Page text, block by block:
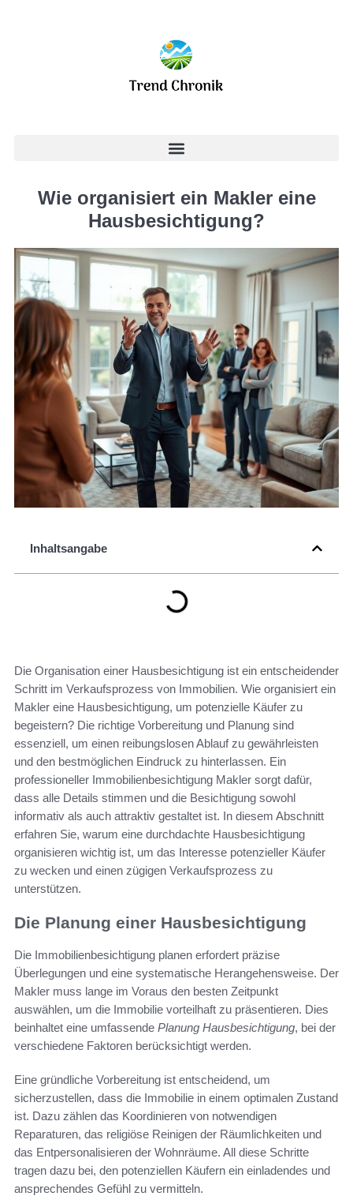
Wie organisiert ein Makler eine
Hausbesichtigung?
Inhaltsangabe
Die Organisation einer Hausbesichtigung ist ein entscheidender
Schritt im Verkaufsprozess von Immobilien. Wie organisiert ein
Makler eine Hausbesichtigung, um potenzielle Käufer zu
begeistern? Die richtige Vorbereitung und Planung sind
essenziell, um einen reibungslosen Ablauf zu gewährleisten
und den bestmöglichen Eindruck zu hinterlassen. Ein
professioneller Immobilienbesichtigung Makler sorgt dafür,
dass alle Details stimmen und die Besichtigung sowohl
informativ als auch attraktiv gestaltet ist. In diesem Abschnitt
erfahren Sie, warum eine durchdachte Hausbesichtigung
organisieren wichtig ist, um das Interesse potenzieller Käufer
zu wecken und einen zügigen Verkaufsprozess zu
unterstützen.
Die Planung einer Hausbesichtigung
Die Immobilienbesichtigung planen erfordert präzise
Überlegungen und eine systematische Herangehensweise. Der
Makler muss lange im Voraus den besten Zeitpunkt
auswählen, um die Immobilie vorteilhaft zu präsentieren. Dies
beinhaltet eine umfassende Planung Hausbesichtigung, bei der
verschiedene Faktoren berücksichtigt werden.
Eine gründliche Vorbereitung ist entscheidend, um
sicherzustellen, dass die Immobilie in einem optimalen Zustand
ist. Dazu zählen das Koordinieren von notwendigen
Reparaturen, das religiöse Reinigen der Räumlichkeiten und
das Entpersonalisieren der Wohnräume. All diese Schritte
tragen dazu bei, den potenziellen Käufern ein einladendes und
ansprechendes Gefühl zu vermitteln.